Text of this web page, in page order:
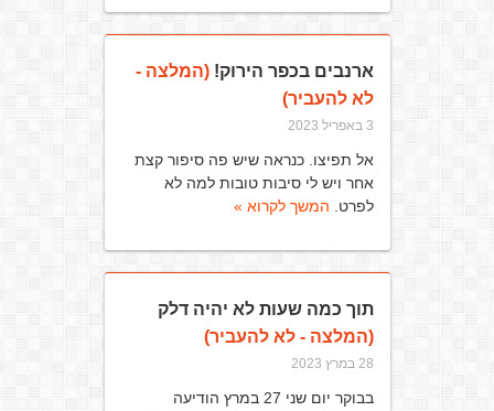
ארנבים בכפר הירוק!(המלצה -
לא להעביר)
3 באפריל 2023
אל תפיצו. כנראה שיש פה סיפור קצת
אחר ויש לי סיבות טובות למה לא
לפרט. המשך לקרוא »
תוך כמה שעות לא יהיה דלק
(המלצה - לא להעביר)
28 במרץ 2023
בבוקר יום שני 27 במרץ הודיעה